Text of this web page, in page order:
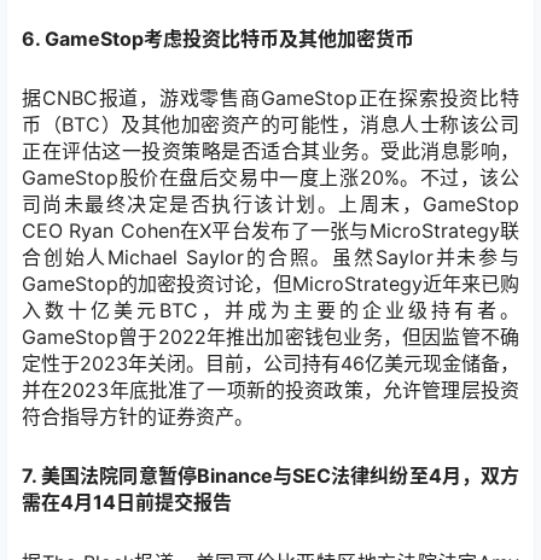
6. GameStop考虑投资比特币及其他加密货币
据CNBC报道，游戏零售商GameStop正在探索投资比特
币（BTC）及其他加密资产的可能性，消息人士称该公司
正在评估这一投资策略是否适合其业务。受此消息影响，
GameStop股价在盘后交易中一度上涨20%。不过，该公
司尚未最终决定是否执行该计划。上周末，GameStop
CEO Ryan Cohen在X平台发布了一张与MicroStrategy联
合创始人Michael Saylor的合照。虽然Saylor并未参与
GameStop的加密投资讨论，但MicroStrategy近年来已购
入数十亿美元BTC，并成为主要的企业级持有者。
GameStop曾于2022年推出加密钱包业务，但因监管不确
定性于2023年关闭。目前，公司持有46亿美元现金储备，
并在2023年底批准了一项新的投资政策，允许管理层投资
符合指导方针的证券资产。
7. 美国法院同意暂停Binance与SEC法律纠纷至4月，双方
需在4月14日前提交报告